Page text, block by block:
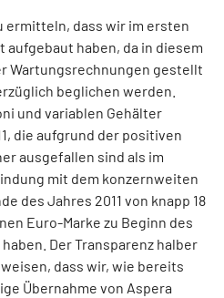
ermitteln, dass wir im ersten
aufgebaut haben, da in diesem
Wartungsrechnungen gestellt
beglichen werden.
und variablen Gehälter
die aufgrund der positiven
ausgefallen sind als im
mit dem konzernweiten
des Jahres 2011 von knapp 18
Euro-Marke zu Beginn des
Der Transparenz halber
dass wir, wie bereits
Übernahme von Aspera